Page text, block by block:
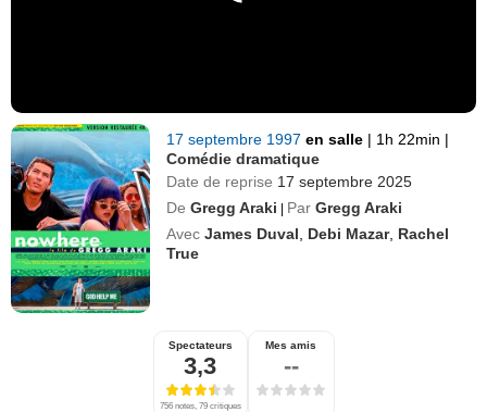
17 septembre 1997en salle | 1h 22min |
Comédie dramatique
Date de reprise 17 septembre 2025
De Gregg Araki | Par Gregg Araki
Avec James Duval Debi Mazar, Rachel
True
Spectateurs
3,3
756 notes, 79 critiques
Mes amis
--